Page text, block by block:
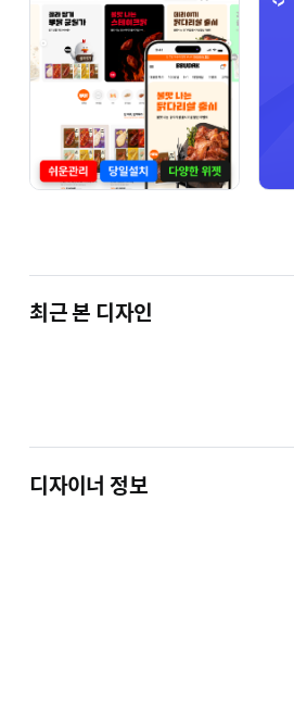
최근 본 디자인
디자이너 정보